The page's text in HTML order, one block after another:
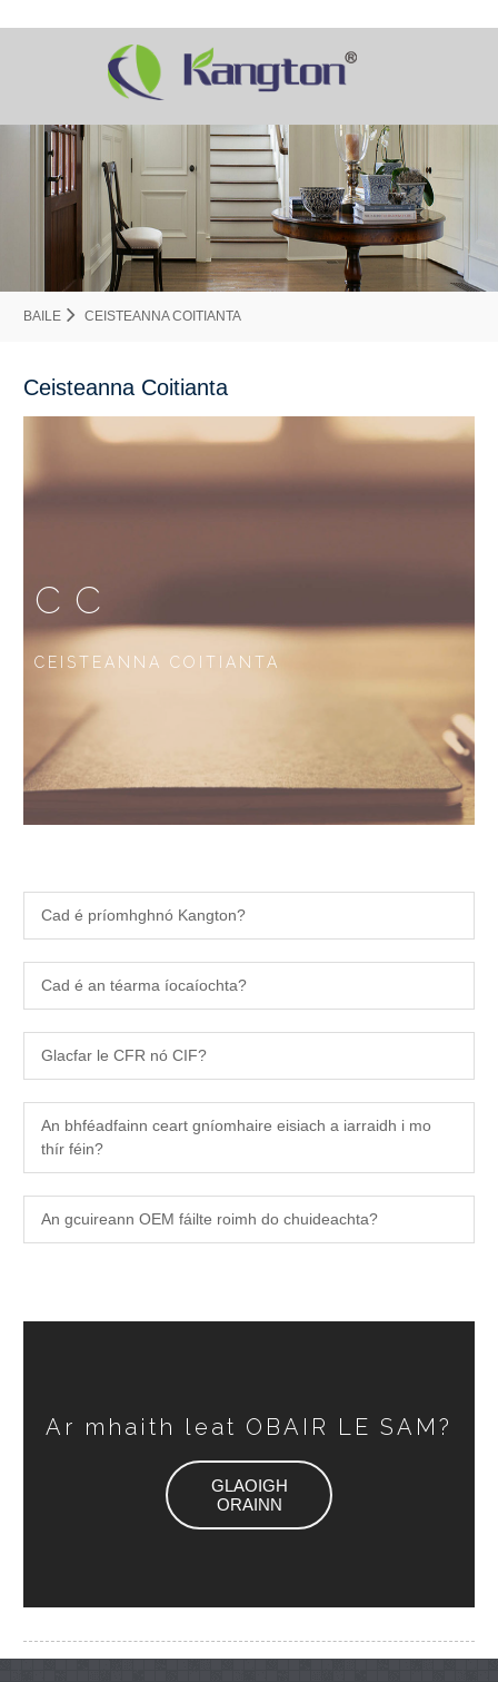
BAILE CEISTEANNA COITIANTA
Ceisteanna Coitianta
CC
CEISTEANNA COITIANTA
Cad é príomhghnó Kangton?
Cad é an téarma íocaíochta?
Glacfar le CFR nó CIF?
An bhféadfainn ceart gníomhaire eisiach a iarraidh i mo
thír féin?
An gcuireann OEM fáilte roimh do chuideachta?
Ar mhaith leat OBAIR LE SAM?
GLAOIGH
ORAINN